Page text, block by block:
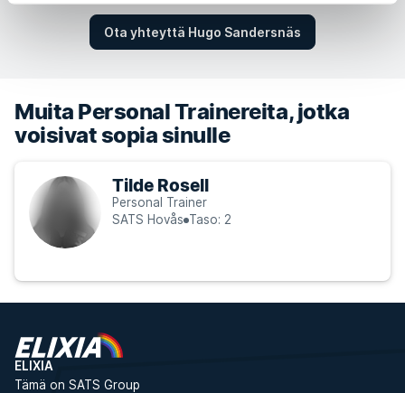
Ota yhteyttä Hugo Sandersnäs
Muita Personal Trainereita, jotka
voisivat sopia sinulle
Tilde Rosell
Personal Trainer
SATS Hovås Taso: 2
ELIXIA
Tämä on SATS Group